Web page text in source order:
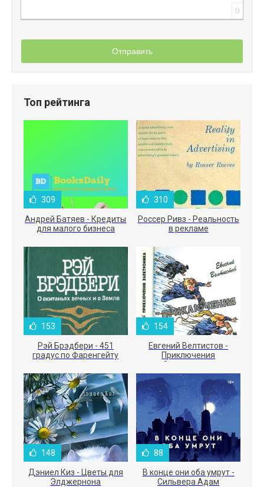
0
Отправить
Топ рейтинга
309
Андрей Батяев - Кредиты
для малого бизнеса
310
Россер Ривз - Реальность
в рекламе
153
Рэй Брэдбери - 451
градус по Фаренгейту
154
Евгений Велтистов -
Приключения
Электроника
148
Дэниел Киз - Цветы для
Элджернона
88
В конце они оба умрут -
Сильвера Адам